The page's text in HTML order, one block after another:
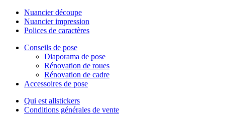
Nuancier découpe
Nuancier impression
Polices de caractères
Conseils de pose
Diaporama de pose
Rénovation de roues
Rénovation de cadre
Accessoires de pose
Qui est allstickers
Conditions générales de vente